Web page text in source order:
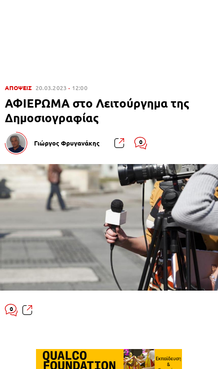
ΑΠΟΨΕΙΣ 20.03.2023 12:00
ΑΦΙΕΡΩΜΑ στο Λειτούργημα της
Δημοσιογραφίας
Γιώργος Φρυγανάκης 0
0